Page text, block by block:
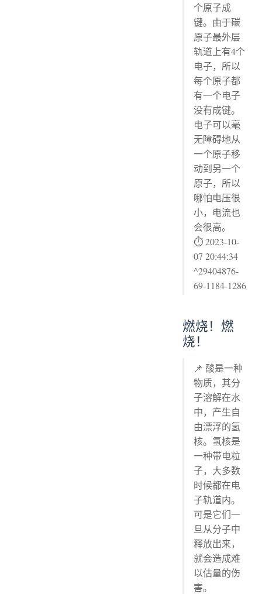
个原子成
键。由于碳
原子最外层
轨道上有4个
电子，所以
每个原子都
有一个电子
没有成键。
电子可以毫
无障碍地从
一个原子移
动到另一个
原子，所以
哪怕电压很
小，电流也
会很高。
⏱ 2023-10-
07 20:44:34
^29404876-
69-1184-1286
燃烧！燃
烧！
📌 酸是一种
物质，其分
子溶解在水
中，产生自
由漂浮的氢
核。氢核是
一种带电粒
子，大多数
时候都在电
子轨道内。
可是它们一
旦从分子中
释放出来，
就会造成难
以估量的伤
害。